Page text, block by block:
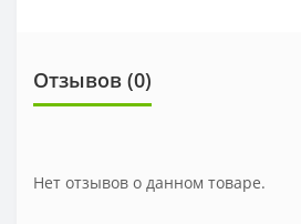
Отзывов (0)
Нет отзывов о данном товаре.